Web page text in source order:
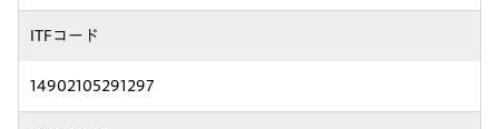
ITFコード
14902105291297